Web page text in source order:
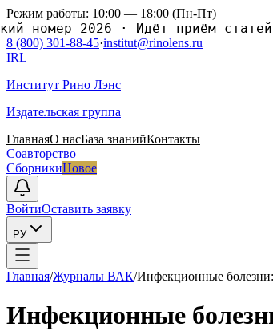
Режим работы: 10:00 — 18:00 (Пн-Пт)
номер 2026· Идёт приём статей
8 (800) 301-88-45·institut@rinolens.ru
IRL
Институт Рино Лэнс
Издательская группа
ГлавнаяО насБаза знанийКонтакты
Соавторство
СборникиНовое
ВойтиОставить заявку
РУ
Главная/Журналы ВАК/Инфекционные
Инфекционные